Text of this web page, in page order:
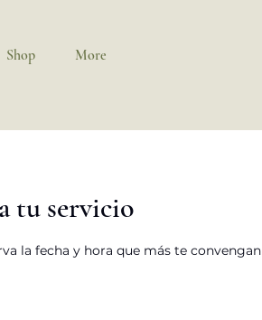
Shop More
tu servicio
la fecha y hora que más te convengan